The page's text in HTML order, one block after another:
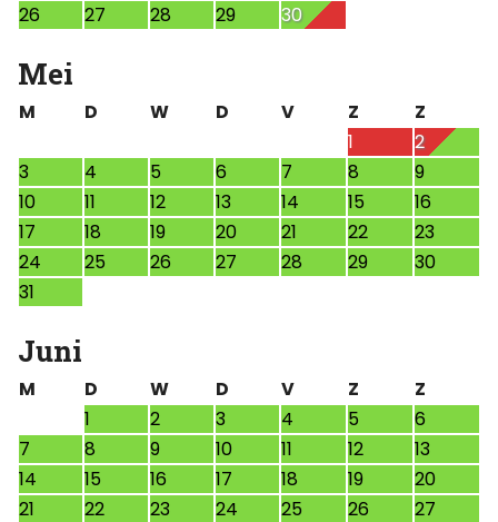
26
27 28 29 30
Mei
M D W D V Z
Z
1
2
3
4 5 6 7 8
9
10
11 12 13 14 15
16
17
18 19 20 21 22
23
24
25 26 27 28 29
30
31
Juni
M D W D V Z
Z
1
2 3 4 5
6
7
8 9 10 11 12
13
14
15 16 17 18 19
20
21
22 23 24 25 26
27